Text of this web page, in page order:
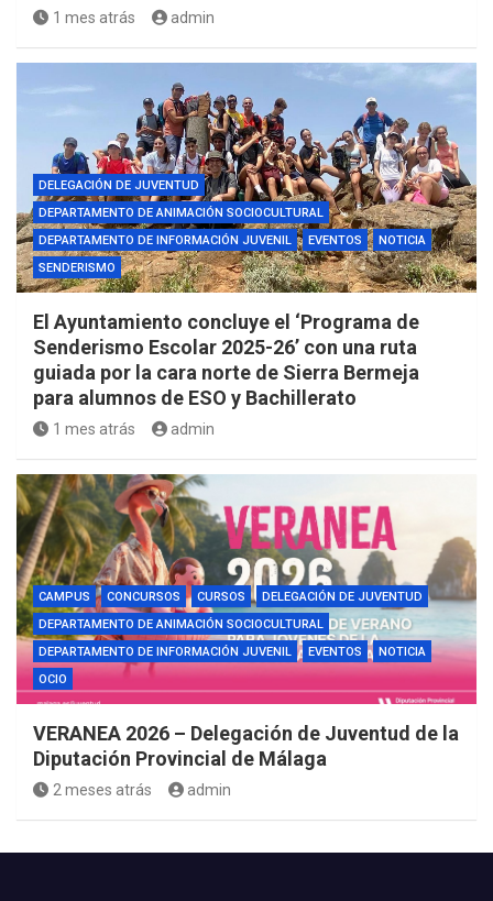
1 mes atrás admin
DELEGACIÓN DE JUVENTUD
DEPARTAMENTO DE ANIMACIÓN SOCIOCULTURAL
DEPARTAMENTO DE INFORMACIÓN JUVENIL
EVENTOS
NOTICIA
SENDERISMO
El Ayuntamiento concluye el ‘Programa de
Senderismo Escolar 2025-26’ con una ruta
guiada por la cara norte de Sierra Bermeja
para alumnos de ESO y Bachillerato
1 mes atrás admin
CAMPUS CONCURSOS CURSOS
DELEGACIÓN DE JUVENTUD
DEPARTAMENTO DE ANIMACIÓN SOCIOCULTURAL
DEPARTAMENTO DE INFORMACIÓN JUVENIL
EVENTOS
NOTICIA
OCIO
VERANEA 2026 – Delegación de Juventud de la
Diputación Provincial de Málaga
2 meses atrás admin